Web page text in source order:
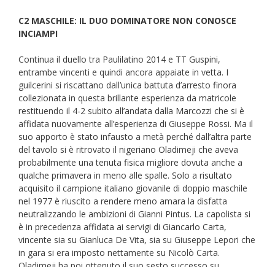
C2 MASCHILE: IL DUO DOMINATORE NON CONOSCE
INCIAMPI
Continua il duello tra Paulilatino 2014 e TT Guspini,
entrambe vincenti e quindi ancora appaiate in vetta. I
guilcerini si riscattano dall’unica battuta d’arresto finora
collezionata in questa brillante esperienza da matricole
restituendo il 4-2 subito all’andata dalla Marcozzi che si è
affidata nuovamente all’esperienza di Giuseppe Rossi. Ma il
suo apporto è stato infausto a metà perché dall’altra parte
del tavolo si è ritrovato il nigeriano Oladimeji che aveva
probabilmente una tenuta fisica migliore dovuta anche a
qualche primavera in meno alle spalle. Solo a risultato
acquisito il campione italiano giovanile di doppio maschile
nel 1977 è riuscito a rendere meno amara la disfatta
neutralizzando le ambizioni di Gianni Pintus. La capolista si
è in precedenza affidata ai servigi di Giancarlo Carta,
vincente sia su Gianluca De Vita, sia su Giuseppe Lepori che
in gara si era imposto nettamente su Nicolò Carta.